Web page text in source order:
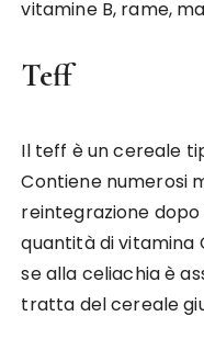
vitamine B, rame,
Teff
Il teff è un cereale
Contiene numerosi
reintegrazione
quantità di vitamina
se alla celiachia è
tratta del cereale